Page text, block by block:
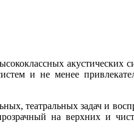
и не менее
театральных задач и
на верхних и